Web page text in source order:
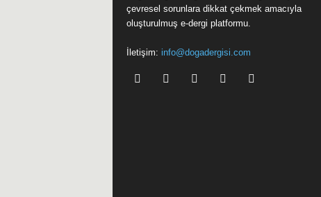
çevresel sorunlara dikkat çekmek amacıyla
oluşturulmuş e-dergi platformu.
İletişim: info@dogadergisi.com